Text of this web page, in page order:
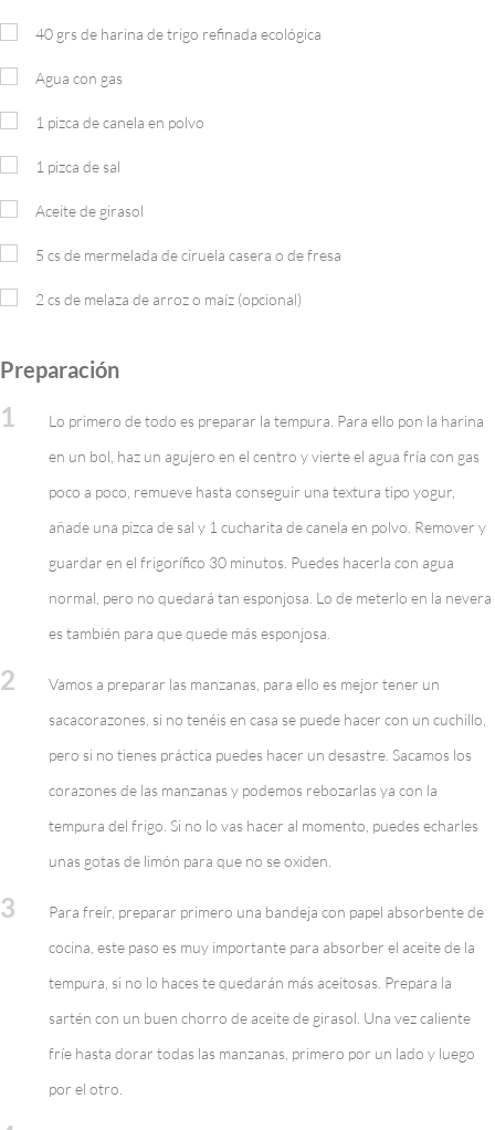
40 grsde harina de trigo refinada ecológica
Agua con gas
1 pizca de canela en polvo
1 pizca de sal
Aceite de girasol
5 cs de mermelada de ciruela casera o de fresa
2 cs de melaza de arroz o maíz (opcional)
Preparación
1
Lo primero de todo es preparar la tempura. Para ello pon la harina
en un bol, haz un agujero en el centro y vierte el agua fría con gas
poco a poco, remueve hasta conseguir una textura tipo yogur,
añade una pizca de sal y 1 cucharita de canela en polvo. Remover y
guardar en el frigorífico 30 minutos. Puedes hacerla con agua
normal, pero no quedará tan esponjosa. Lo de meterlo en la nevera
es también para que quede más esponjosa.
2
Vamos a preparar las manzanas, para ello es mejor tener un
sacacorazones, si no tenéis en casa se puede hacer con un cuchillo,
pero si no tienes práctica puedes hacer un desastre. Sacamos los
corazones de las manzanas y podemos rebozarlas ya con la
tempura del frigo. Si no lo vas hacer al momento, puedes echarles
unas gotas de limón para que no se oxiden.
3
Para freír, preparar primero una bandeja con papel absorbente de
cocina, este paso es muy importante para absorber el aceite de la
tempura, si no lo haces te quedarán más aceitosas. Prepara la
sartén con un buen chorro de aceite de girasol. Una vez caliente
fríe hasta dorar todas las manzanas, primero por un lado y luego
por el otro.